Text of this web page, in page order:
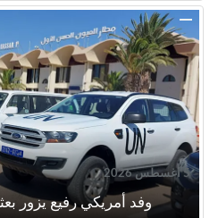
وفد أمريكي رفيع يزور
5 أغسطس 2026